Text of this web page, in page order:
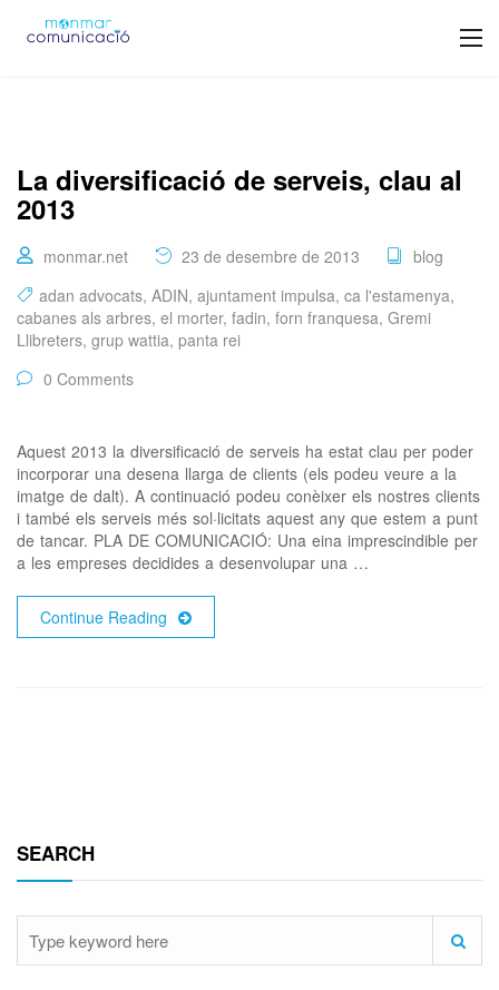
La diversificació de serveis, clau al
2013
monmar.net 23 de desembre de 2013
blog
adan advocats, ADIN, ajuntament impulsa, ca l'estamenya,
cabanes als arbres, el morter, fadin, forn franquesa, Gremi
Llibreters, grup wattia, panta rei
0 Comments
Aquest 2013 la diversificació de serveis ha estat clau per poder
incorporar una desena llarga de clients (els podeu veure a la
imatge de dalt). A continuació podeu conèixer els nostres clients
i també els serveis més sol·licitats aquest any que estem a punt
de tancar. PLA DE COMUNICACIÓ: Una eina imprescindible per
a les empreses decidides a desenvolupar una …
Continue Reading
SEARCH